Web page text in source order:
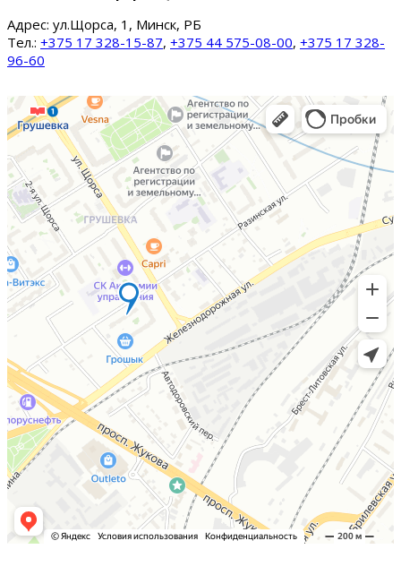
Адрес: ул.Щорса, 1, Минск, РБ
Тел.: +375 17 328-15-87, +375 44 575-08-00, +375 17 328-
96-60